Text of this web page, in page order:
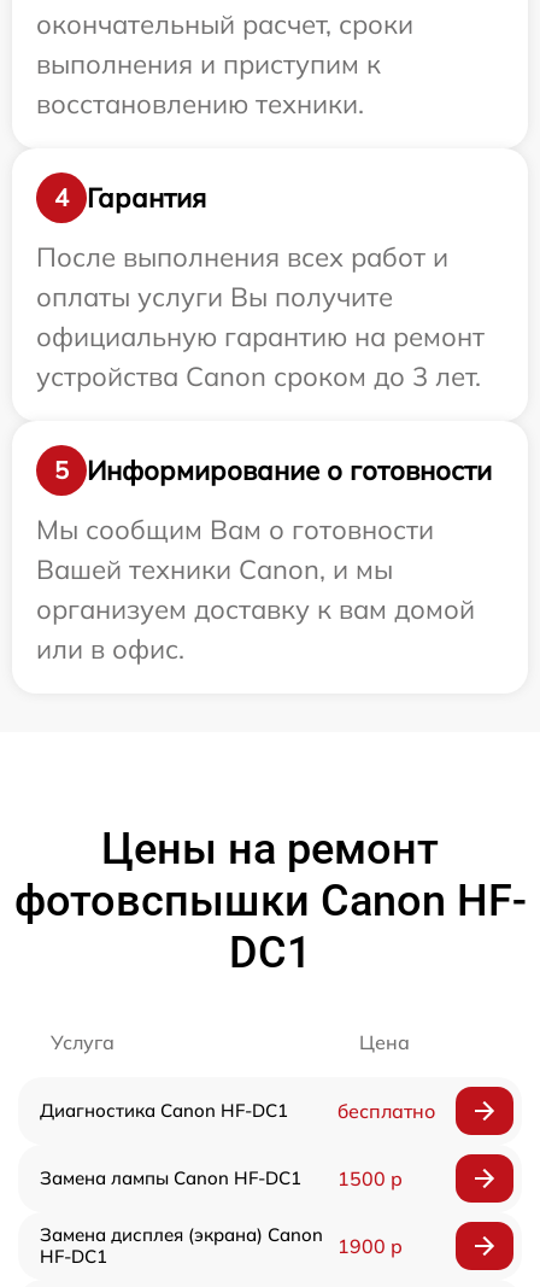
окончательный расчет, сроки
выполнения и приступим к
восстановлению техники.
4
Гарантия
После выполнения всех работ и
оплаты услуги Вы получите
официальную гарантию на ремонт
устройства Canon сроком до 3 лет.
5
Информирование о готовности
Мы сообщим Вам о готовности
Вашей техники Canon, и мы
организуем доставку к вам домой
или в офис.
Цены на ремонт
фотовспышки Canon HF-
DC1
Услуга Цена
Диагностика Canon HF-DC1 бесплатно
Замена лампы Canon HF-DC1 1500 р
Замена дисплея (экрана) Canon
HF-DC1
1900 р